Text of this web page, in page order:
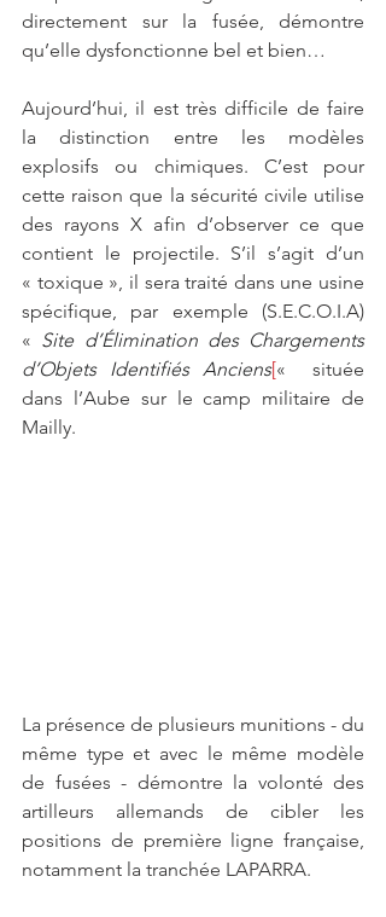
directement sur la fusée, démontre
qu’elle dysfonctionne bel et bien…
Aujourd’hui, il est très difficile de faire
la distinction entre les modèles
explosifs ou chimiques. C’est pour
cette raison que la sécurité civile utilise
des rayons X afin d’observer ce que
contient le projectile. S’il s’agit d’un
« toxique », il sera traité dans une usine
spécifique, par exemple (S.E.C.O.I.A)
« Site d’Élimination des Chargements
d’Objets Identifiés Anciens[«  située
dans l’Aube sur le camp militaire de
Mailly.
La présence de plusieurs munitions - du
même type et avec le même modèle
de fusées - démontre la volonté des
artilleurs allemands de cibler les
positions de première ligne française,
notamment la tranchée LAPARRA.